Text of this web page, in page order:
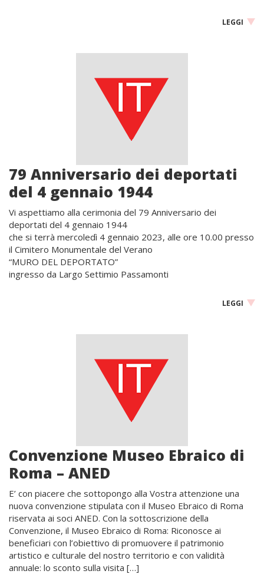
LEGGI
79 Anniversario dei deportati
del 4 gennaio 1944
Vi aspettiamo alla cerimonia del 79 Anniversario dei
deportati del 4 gennaio 1944
che si terrà mercoledì 4 gennaio 2023, alle ore 10.00 presso
il Cimitero Monumentale del Verano
“MURO DEL DEPORTATO”
ingresso da Largo Settimio Passamonti
LEGGI
Convenzione Museo Ebraico di
Roma – ANED
E’ con piacere che sottopongo alla Vostra attenzione una
nuova convenzione stipulata con il Museo Ebraico di Roma
riservata ai soci ANED. Con la sottoscrizione della
Convenzione, il Museo Ebraico di Roma: Riconosce ai
beneficiari con l’obiettivo di promuovere il patrimonio
artistico e culturale del nostro territorio e con validità
annuale: lo sconto sulla visita […]